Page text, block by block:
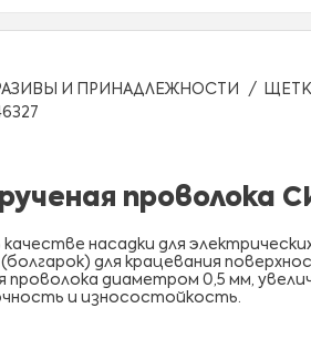
И ПРИНАДЛЕЖНОСТИ
проволока
насадки для
для крацевания
проволока диаметром 0,5 мм,
и износостойкость.